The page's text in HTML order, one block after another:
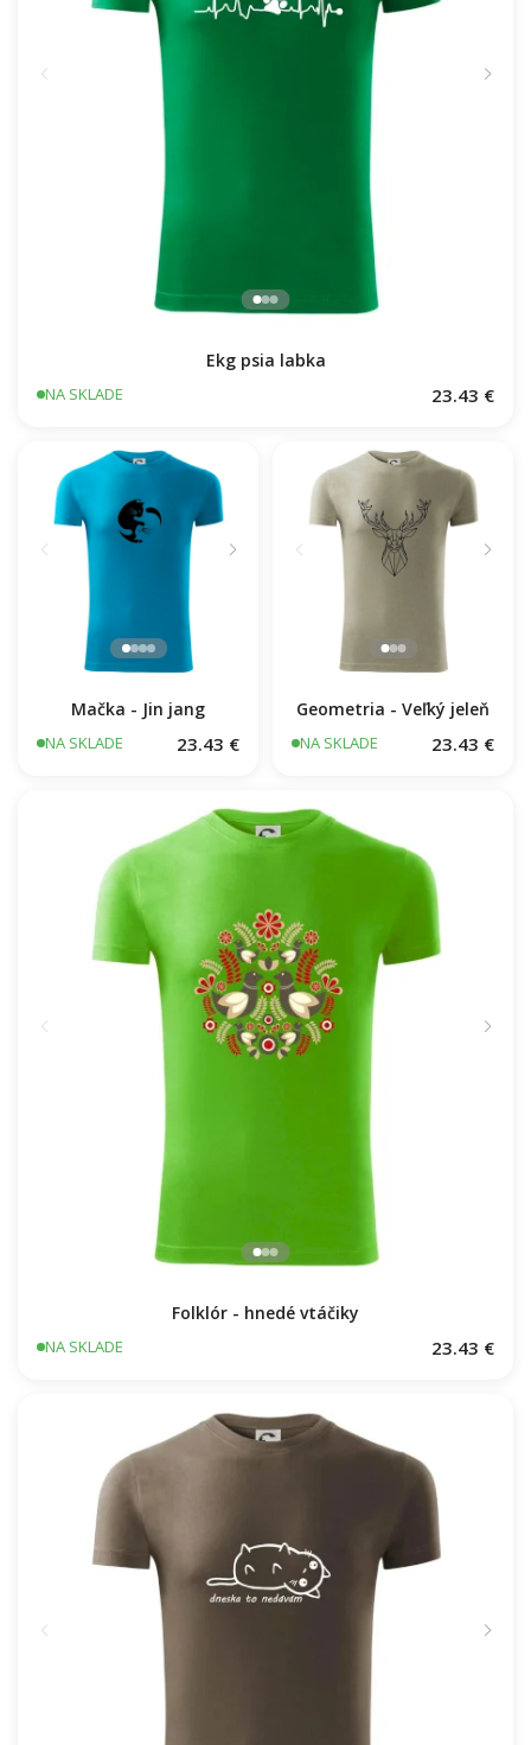
Ekg psia labka
NA SKLADE 23.43 €
Mačka - Jin jang
NA SKLADE 23.43 €
Geometria - Veľký jeleň
NA SKLADE 23.43 €
Folklór - hnedé vtáčiky
NA SKLADE 23.43 €